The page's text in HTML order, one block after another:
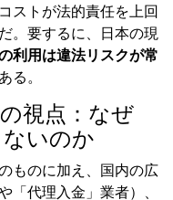
ストが法的責任を上回
。要するに、日本の現
利用は違法リスクが常
る。
視点：なぜ
ないのか
ものに加え、国内の広
代理入金」業者）、